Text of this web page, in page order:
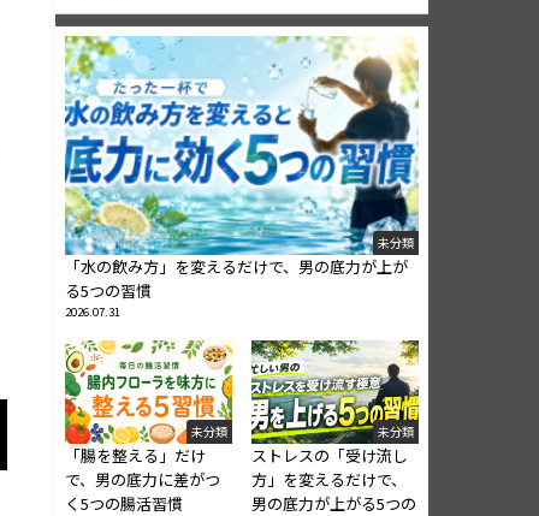
未分類
「水の飲み方」を変えるだけで、男の底力が上が
る5つの習慣
2026.07.31
未分類
「腸を整える」だけ
で、男の底力に差がつ
く5つの腸活習慣
未分類
ストレスの「受け流し
方」を変えるだけで、
男の底力が上がる5つの